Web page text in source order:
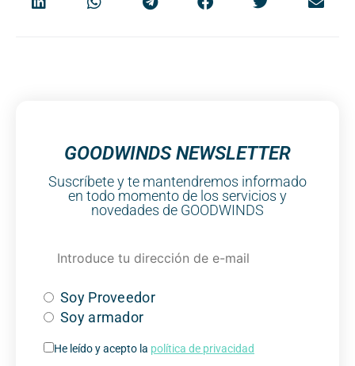
GOODWINDS NEWSLETTER
Suscríbete y te mantendremos informado
en todo momento de los servicios y
novedades de GOODWINDS
Soy Proveedor
Soy armador
He leído y acepto la política de privacidad